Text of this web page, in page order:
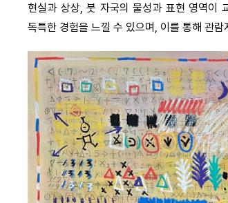
현실과 상상, 붓 자국의 물성과 표현 영역이
독특한 경험을 느낄 수 있으며, 이를 통해 관